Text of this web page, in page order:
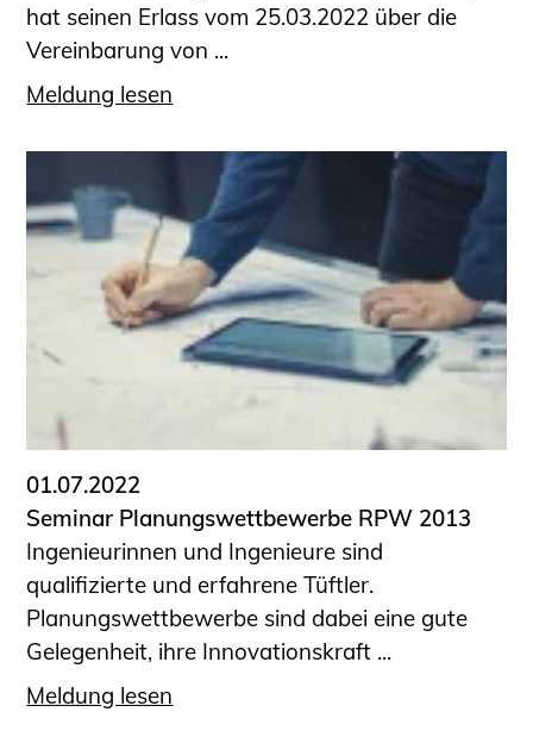
hat seinen Erlass vom 25.03.2022 über die
Vereinbarung von ...
Meldung lesen
01.07.2022
Seminar Planungswettbewerbe RPW 2013
Ingenieurinnen und Ingenieure sind
qualifizierte und erfahrene Tüftler.
Planungswettbewerbe sind dabei eine gute
Gelegenheit, ihre Innovationskraft ...
Meldung lesen